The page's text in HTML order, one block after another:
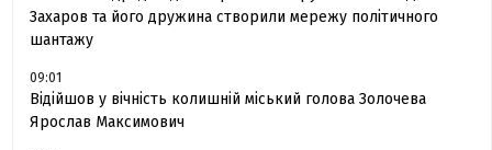
Захаров та його дружина створили мережу політичного
шантажу
09:01
Відійшов у вічність колишній міський голова Золочева
Ярослав Максимович